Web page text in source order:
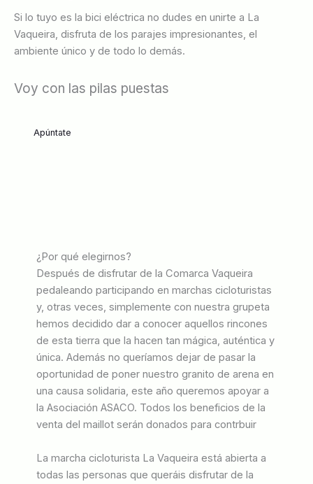
Si lo tuyo es la bici eléctrica no dudes en unirte a La
Vaqueira, disfruta de los parajes impresionantes, el
ambiente único y de todo lo demás.
Voy con las pilas puestas
Apúntate
¿Por qué elegirnos?
Después de disfrutar de la Comarca Vaqueira
pedaleando participando en marchas cicloturistas
y, otras veces, simplemente con nuestra grupeta
hemos decidido dar a conocer aquellos rincones
de esta tierra que la hacen tan mágica, auténtica y
única. Además no queríamos dejar de pasar la
oportunidad de poner nuestro granito de arena en
una causa solidaria, este año queremos apoyar a
la Asociación ASACO. Todos los beneficios de la
venta del maillot serán donados para contrbuir
La marcha cicloturista La Vaqueira está abierta a
todas las personas que queráis disfrutar de la